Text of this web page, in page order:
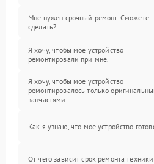
Мне нужен срочный ремонт. Сможете
сделать?
Я хочу, чтобы мое устройство
ремонтировали при мне.
Я хочу, чтобы мое устройство
ремонтировалось только
запчастями.
Как я узнаю, что мое устройство
От чего зависит срок ремонта